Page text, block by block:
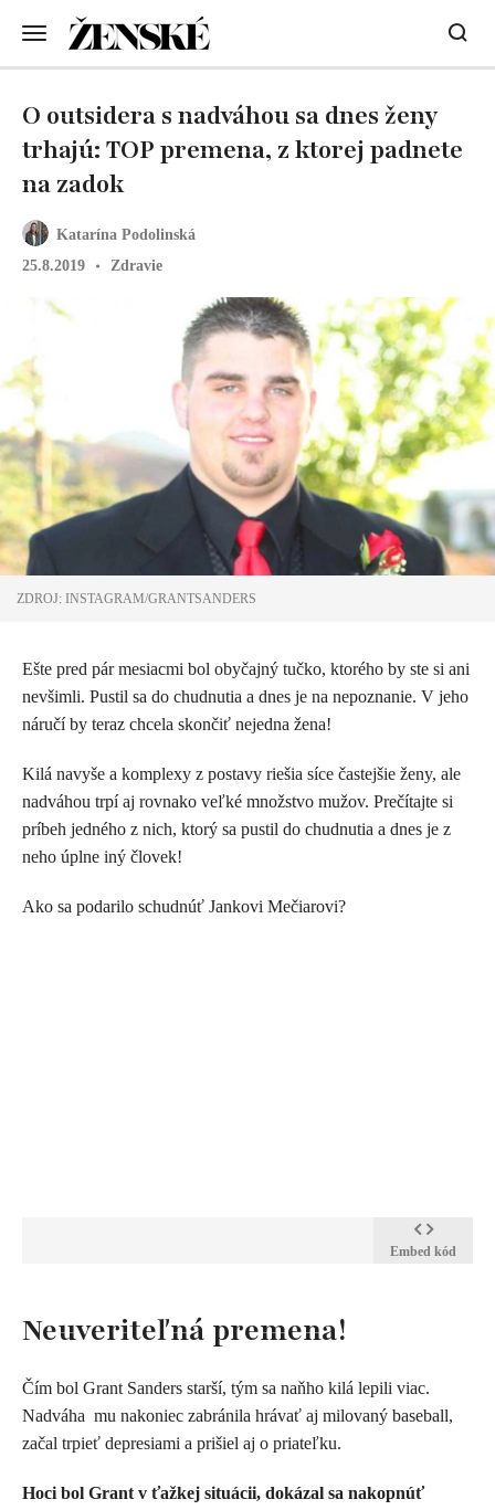
Katarína Podolinská
25.8.2019
Zdravie
O outsidera s nadváhou sa dnes ženy
trhajú: TOP premena, z ktorej padnete
na zadok
ZDROJ: INSTAGRAM/GRANTSANDERS
Ešte pred pár mesiacmi bol obyčajný tučko, ktorého by ste si ani
nevšimli. Pustil sa do chudnutia a dnes je na nepoznanie. V jeho
náručí by teraz chcela skončiť nejedna žena!
Kilá navyše a komplexy z postavy riešia síce častejšie ženy, ale
nadváhou trpí aj rovnako veľké množstvo mužov. Prečítajte si
príbeh jedného z nich, ktorý sa pustil do chudnutia a dnes je z
neho úplne iný človek!
Ako sa podarilo schudnúť Jankovi Mečiarovi?
Embed kód
Neuveriteľná premena!
Čím bol Grant Sanders starší, tým sa naňho kilá lepili viac.
Nadváha mu nakoniec zabránila hrávať aj milovaný baseball,
začal trpieť depresiami a prišiel aj o priateľku.
Hoci bol Grant v ťažkej situácii, dokázal sa nakopnúť